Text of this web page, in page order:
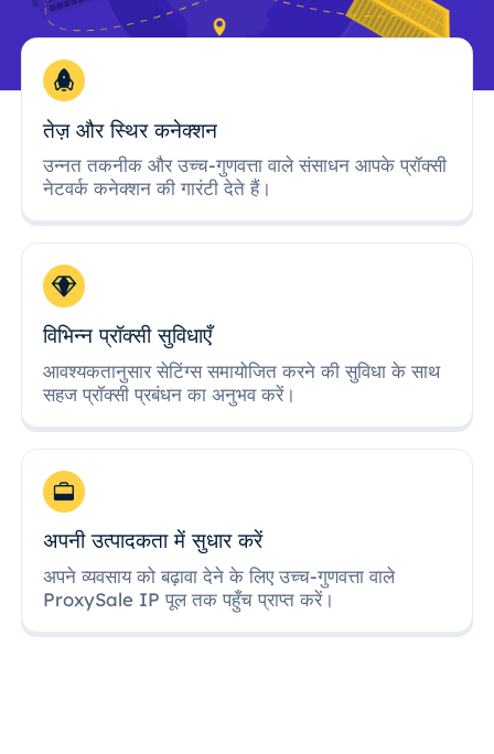
तेज़ और स्थिर कनेक्शन
उन्नत तकनीक और उच्च-गुणवत्ता वाले संसाधन आपके प्रॉक्सी
नेटवर्क कनेक्शन की गारंटी देते हैं।
विभिन्न प्रॉक्सी सुविधाएँ
आवश्यकतानुसार सेटिंग्स समायोजित करने की सुविधा के साथ
सहज प्रॉक्सी प्रबंधन का अनुभव करें।
अपनी उत्पादकता में सुधार करें
अपने व्यवसाय को बढ़ावा देने के लिए उच्च-गुणवत्ता वाले
ProxySale IP पूल तक पहुँच प्राप्त करें।